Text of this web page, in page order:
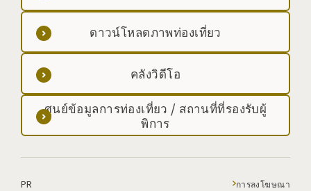
ดาวน์โหลดภาพท่องเที่ยว
คลังวิดีโอ
ศูนย์ข้อมูลการท่องเที่ยว / สถานที่ที่รองรับผู้
พิการ
PR การลงโฆษณา